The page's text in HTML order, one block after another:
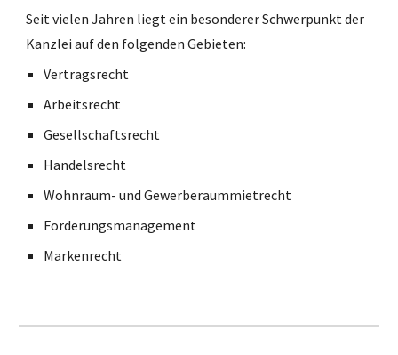
Seit vielen Jahren liegt ein besonderer Schwerpunkt der
Kanzlei auf den folgenden Gebieten:
Vertragsrecht
Arbeitsrecht
Gesellschaftsrecht
Handelsrecht
Wohnraum- und Gewerberaummietrecht
Forderungsmanagement
Markenrecht